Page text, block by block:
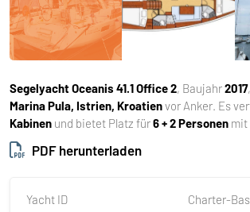
SegelyachtOceanis 41.1 Office 2, Baujahr2017
Marina Pula, Istrien, Kroatienvor Anker. Es
Kabinen und bietet Platz für6 + 2 Personen mit
PDF herunterladen
Yacht ID
Charter-